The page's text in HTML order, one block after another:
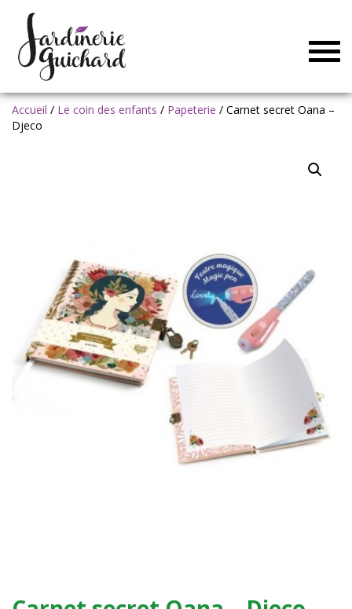
Accueil / Le coin des enfants / Papeterie / Carnet secret Oana –
Djeco